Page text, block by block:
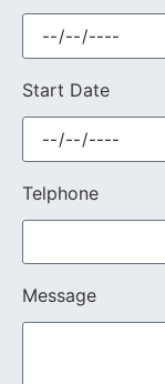
Start Date
Telphone
Message